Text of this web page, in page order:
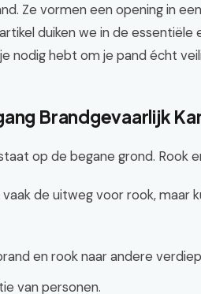
Ze vormen een opening in
duiken we in de essentiële
nodig hebt om je pand écht
Brandgevaarlijk
op de begane grond. Rook
de uitweg voor rook, maar
en rook naar andere
van personen.